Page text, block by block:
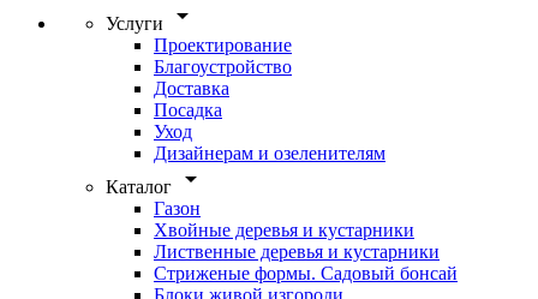
Услуги arrow_drop_down
Проектирование
Благоустройство
Доставка
Посадка
Уход
Дизайнерам и озеленителям
Каталог
arrow_drop_down
Газон
Хвойные деревья и кустарники
Лиственные деревья и кустарники
Стриженые формы. Садовый бонсай